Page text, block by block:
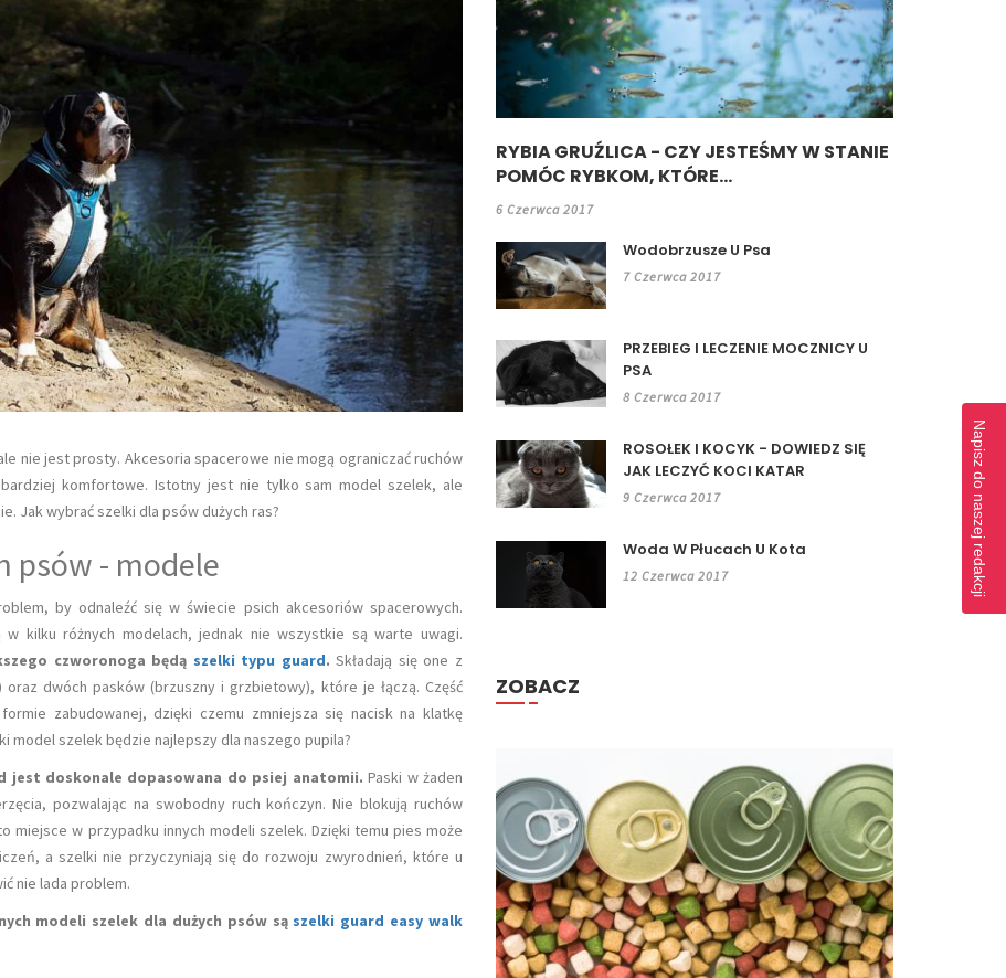
nie jest prosty. Akcesoria spacerowe nie mogą ograniczać ruchów
komfortowe. Istotny jest nie tylko sam model szelek, ale
Jak wybrać szelki dla psów dużych ras?
psów - modele
by odnaleźć się w świecie psich akcesoriów spacerowych.
kilku różnych modelach, jednak nie wszystkie są warte uwagi.
czworonoga będą szelki typu guard. Składają się one z
dwóch pasków (brzuszny i grzbietowy), które je łączą. Część
zabudowanej, dzięki czemu zmniejsza się nacisk na klatkę
model szelek będzie najlepszy dla naszego pupila?
jest doskonale dopasowana do psiej anatomii. Paski w żaden
pozwalając na swobodny ruch kończyn. Nie blokują ruchów
miejsce w przypadku innych modeli szelek. Dzięki temu pies może
a szelki nie przyczyniają się do rozwoju zwyrodnień, które u
nie lada problem.
modeli szelek dla dużych psów są szelki guard easy walk
RYBIA GRUŹLICA - CZY JESTEŚMY W STANIE
POMÓC RYBKOM, KTÓRE...
6 Czerwca 2017
Wodobrzusze U Psa
7 Czerwca 2017
PRZEBIEG I LECZENIE MOCZNICY U
PSA
8 Czerwca 2017
ROSOŁEK I KOCYK - DOWIEDZ SIĘ
JAK LECZYĆ KOCI KATAR
9 Czerwca 2017
Woda W Płucach U Kota
12 Czerwca 2017
ZOBACZ
Napisz do naszej redakcji